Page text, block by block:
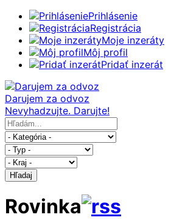
Prihlásenie
Registrácia
Moje inzeráty
Môj profil
Pridať inzerát
Darujem za odvoz
Nevyhadzujte. Darujte!
Hľadaj
Rovinka